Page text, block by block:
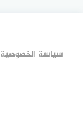
سياسة الخصوصية